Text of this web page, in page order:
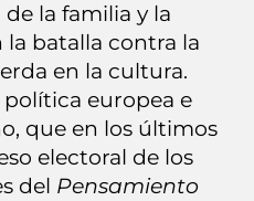
la familia y la
la batalla contra la
en la cultura.
europea e
que en los últimos
electoral de los
del Pensamiento